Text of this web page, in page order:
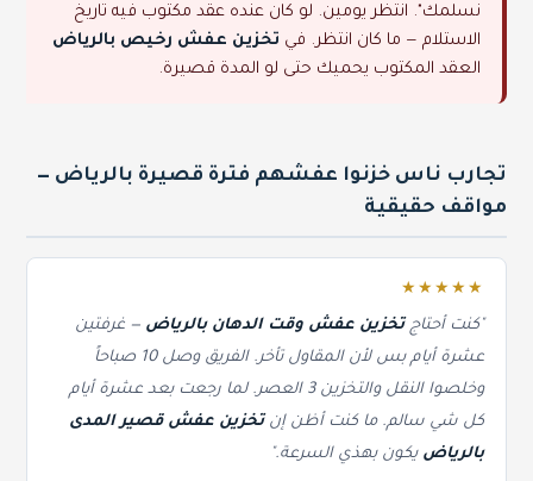
نسلمك". انتظر يومين. لو كان عنده عقد مكتوب فيه تاريخ
الاستلام — ما كان انتظر. في تخزين عفش رخيص بالرياض
العقد المكتوب يحميك حتى لو المدة قصيرة.
تجارب ناس خزنوا عفشهم فترة قصيرة بالرياض —
مواقف حقيقية
★★★★★
"كنت أحتاجتخزين عفش وقت الدهان بالرياض — غرفتين
عشرة أيام بس لأن المقاول تأخر. الفريق وصل 10 صباحاً
وخلصوا النقل والتخزين 3 العصر. لما رجعت بعد عشرة أيام
كل شي سالم. ما كنت أظن إنتخزين عفش قصير المدى
بالرياض يكون بهذي السرعة."